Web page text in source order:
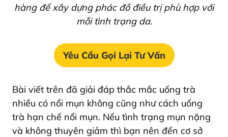
hàng để xây dựng phác đồ điều trị phù hợp với
mỗi tình trạng da.
Yêu Cầu Gọi Lại Tư Vấn
Bài viết trên đã giải đáp thắc mắc uống trà
nhiều có nổi mụn không cũng như cách uống
trà hạn chế nổi mụn. Nếu tình trạng mụn nặng
và không thuyên giảm thì bạn nên đến cơ sở